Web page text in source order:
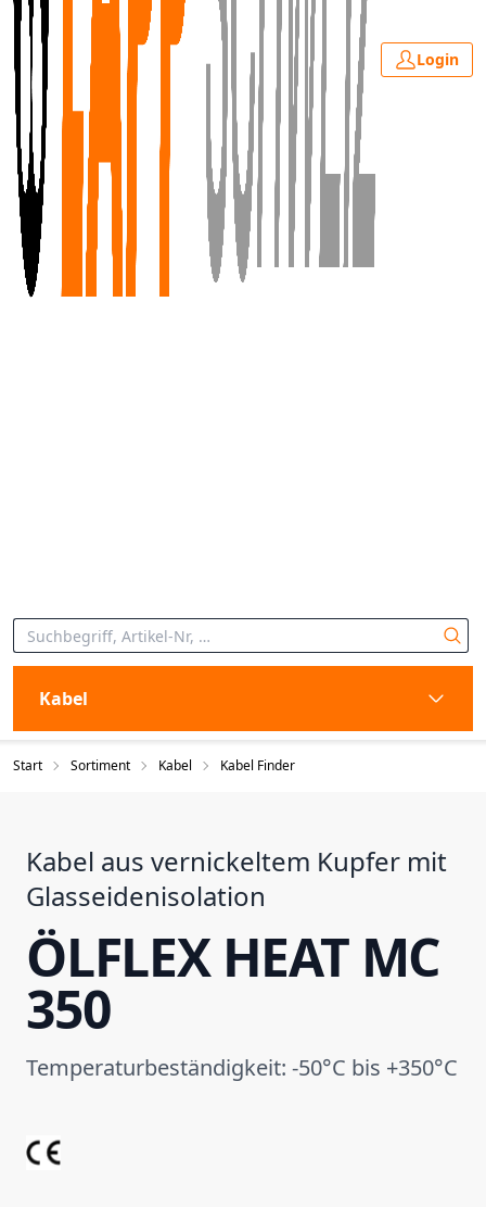
Login
Kabel
Start Sortiment Kabel Kabel Finder
Kabel aus vernickeltem Kupfer mit
Glasseidenisolation
ÖLFLEX HEAT MC
350
Temperaturbeständigkeit: -50°C bis +350°C